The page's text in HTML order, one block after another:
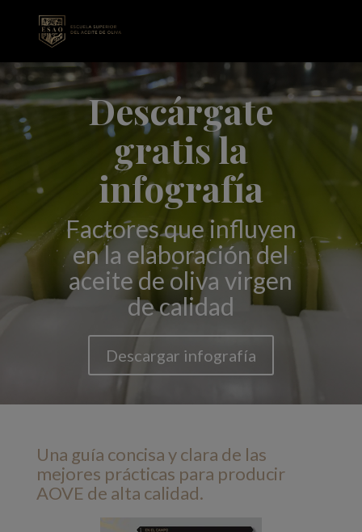
Descárgate
gratis la
infografía
Factores que influyen
en la elaboración del
aceite de oliva virgen
de calidad
Descargar infografía
Una guía concisa y clara de las
mejores prácticas para producir
AOVE de alta calidad.